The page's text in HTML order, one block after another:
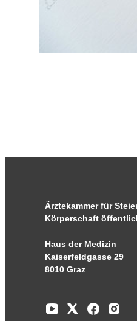
Ärztekammer für
Körperschaft
Haus der Medizin
Kaiserfeldgasse 29
8010 Graz